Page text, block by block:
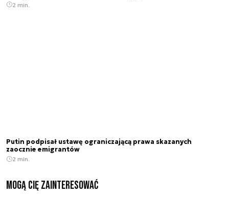
2 min.
Putin podpisał ustawę ograniczającą prawa skazanych
zaocznie emigrantów
2 min.
Mogą Cię zainteresować